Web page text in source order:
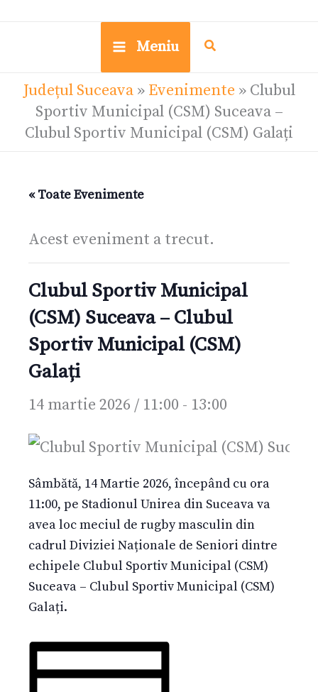
Meniu
Județul Suceava» Evenimente » Clubul
Sportiv Municipal (CSM) Suceava –
Clubul Sportiv Municipal (CSM) Galați
« Toate Evenimente
Acest eveniment a trecut.
Clubul Sportiv Municipal
(CSM) Suceava – Clubul
Sportiv Municipal (CSM)
Galați
14 martie 2026 / 11:00 - 13:00
Sâmbătă, 14 Martie 2026, începând cu ora
11:00, pe Stadionul Unirea din Suceava va
avea loc meciul de rugby masculin din
cadrul Diviziei Naționale de Seniori dintre
echipele Clubul Sportiv Municipal (CSM)
Suceava – Clubul Sportiv Municipal (CSM)
Galați.